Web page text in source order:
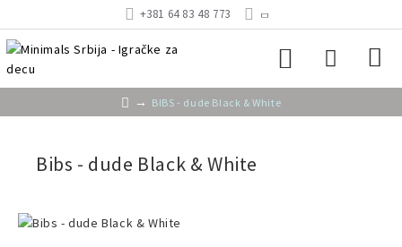
+381 64 83 48 773
BIBS - dude Black & White
Bibs - dude Black & White